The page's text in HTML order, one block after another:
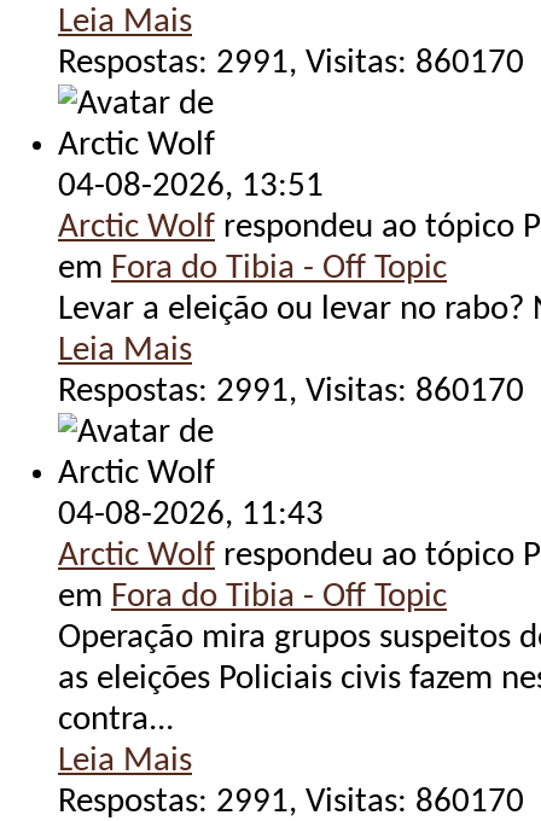
Leia Mais
Respostas: 2991, Visitas: 860170
04-08-2026, 13:51
Arctic Wolf respondeu ao tópico
em Fora do Tibia - Off Topic
Levar a eleição ou levar no rabo?
Leia Mais
Respostas: 2991, Visitas: 860170
04-08-2026, 11:43
Arctic Wolf respondeu ao tópico
em Fora do Tibia - Off Topic
Operação mira grupos suspeitos
as eleições Policiais civis fazem
contra...
Leia Mais
Respostas: 2991, Visitas: 860170